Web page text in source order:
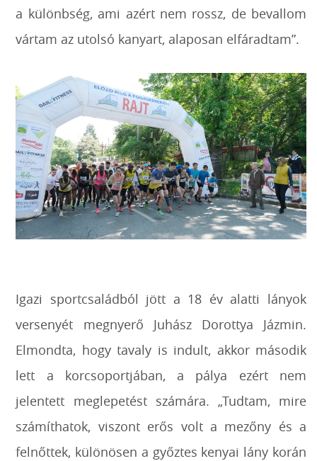
a különbség, ami azért nem rossz, de bevallom
vártam az utolsó kanyart, alaposan elfáradtam”.
Igazi sportcsaládból jött a 18 év alatti lányok
versenyét megnyerő Juhász Dorottya Jázmin.
Elmondta, hogy tavaly is indult, akkor második
lett a korcsoportjában, a pálya ezért nem
jelentett meglepetést számára. „Tudtam, mire
számíthatok, viszont erős volt a mezőny és a
felnőttek, különösen a győztes kenyai lány korán